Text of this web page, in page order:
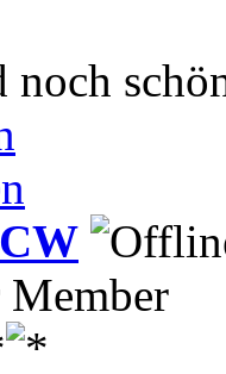
noch
Member